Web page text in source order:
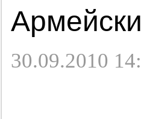
30.09.2010